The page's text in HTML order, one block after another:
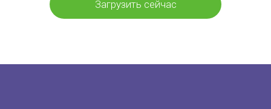
Загрузить сейчас